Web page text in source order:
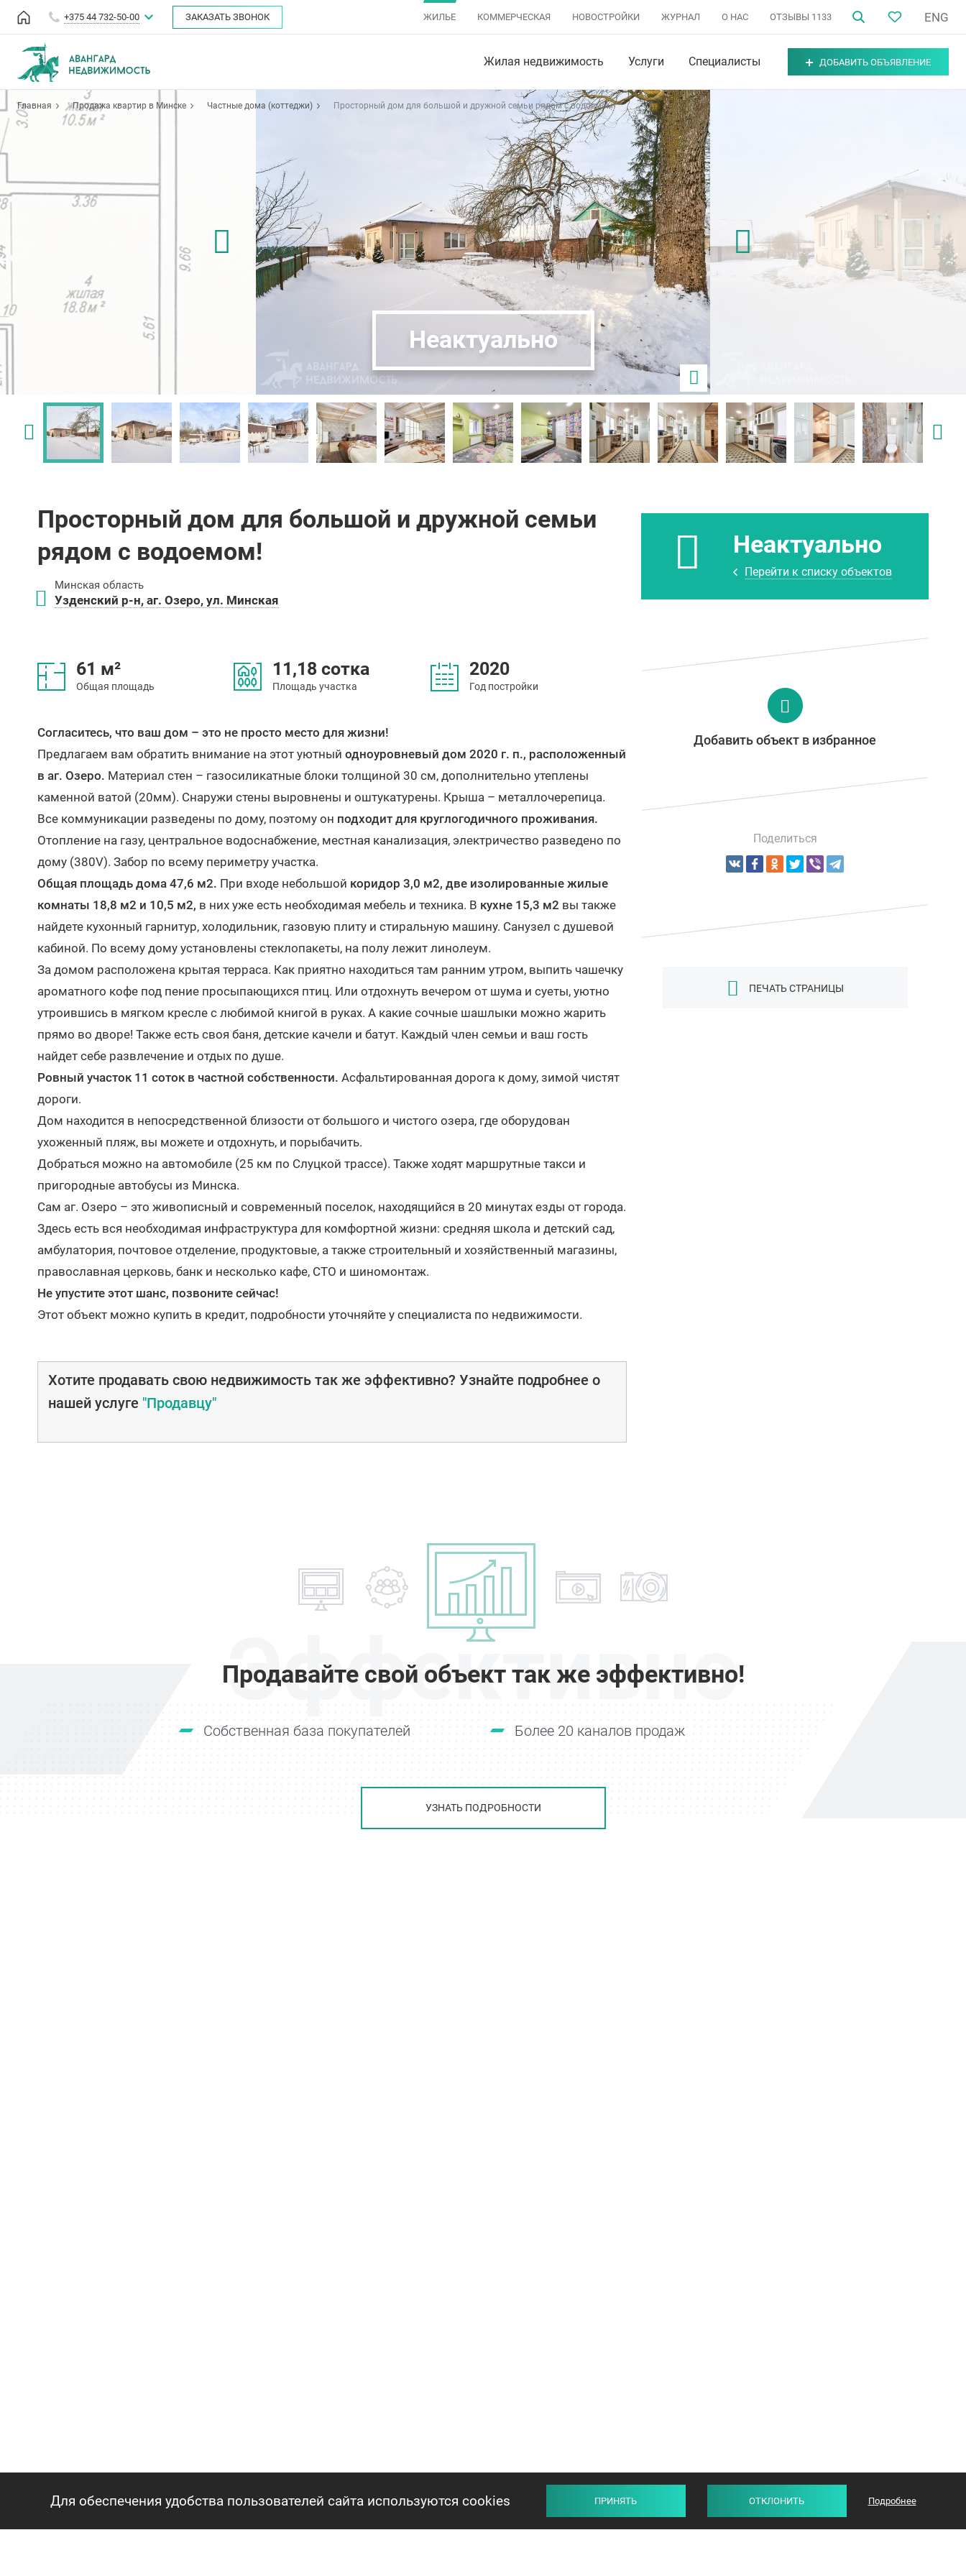
+375 44 732-50-00 ЗАКАЗАТЬ ЗВОНОК ЖИЛЬЕ КОММЕРЧЕСКАЯ НОВОСТРОЙКИ ЖУРНАЛ О НАС ОТЗЫВЫ 1133 ENG
Жилая недвижимость Услуги Специалисты ДОБАВИТЬ ОБЪЯВЛЕНИЕ
Главная Продажа квартир в Минске Частные дома (коттеджи) Просторный дом для большой и дружной семьи рядом с водоемом!
Неактуально
Просторный дом для большой и дружной семьи
рядом с водоемом!
Минская область
Узденский р-н, аг. Озеро, ул. Минская
61 м²
Общая площадь
11,18 сотка
Площадь участка
2020
Год постройки
Согласитесь, что ваш дом – это не просто место для жизни!
Предлагаем вам обратить внимание на этот уютный одноуровневый дом 2020 г. п., расположенный
в аг. Озеро. Материал стен – газосиликатные блоки толщиной 30 см, дополнительно утеплены
каменной ватой (20мм). Снаружи стены выровнены и оштукатурены. Крыша – металлочерепица.
Все коммуникации разведены по дому, поэтому он подходит для круглогодичного проживания.
Отопление на газу, центральное водоснабжение, местная канализация, электричество разведено по
дому (380V). Забор по всему периметру участка.
Общая площадь дома 47,6 м2. При входе небольшой коридор 3,0 м2, две изолированные жилые
комнаты 18,8 м2 и 10,5 м2, в них уже есть необходимая мебель и техника. В кухне 15,3 м2 вы также
найдете кухонный гарнитур, холодильник, газовую плиту и стиральную машину. Санузел с душевой
кабиной. По всему дому установлены стеклопакеты, на полу лежит линолеум.
За домом расположена крытая терраса. Как приятно находиться там ранним утром, выпить чашечку
ароматного кофе под пение просыпающихся птиц. Или отдохнуть вечером от шума и суеты, уютно
утроившись в мягком кресле с любимой книгой в руках. А какие сочные шашлыки можно жарить
прямо во дворе! Также есть своя баня, детские качели и батут. Каждый член семьи и ваш гость
найдет себе развлечение и отдых по душе.
Ровный участок 11 соток в частной собственности. Асфальтированная дорога к дому, зимой чистят
дороги.
Дом находится в непосредственной близости от большого и чистого озера, где оборудован
ухоженный пляж, вы можете и отдохнуть, и порыбачить.
Добраться можно на автомобиле (25 км по Слуцкой трассе). Также ходят маршрутные такси и
пригородные автобусы из Минска.
Сам аг. Озеро – это живописный и современный поселок, находящийся в 20 минутах езды от города.
Здесь есть вся необходимая инфраструктура для комфортной жизни: средняя школа и детский сад,
амбулатория, почтовое отделение, продуктовые, а также строительный и хозяйственный магазины,
православная церковь, банк и несколько кафе, СТО и шиномонтаж.
Не упустите этот шанс, позвоните сейчас!
Этот объект можно купить в кредит, подробности уточняйте у специалиста по недвижимости.
Хотите продавать свою недвижимость так же эффективно? Узнайте подробнее о
нашей услуге "Продавцу"
Неактуально
Перейти к списку объектов
Добавить объект в избранное
Поделиться
ПЕЧАТЬ СТРАНИЦЫ
Продавайте свой объект так же эффективно!
Эффективно
Собственная база покупателей Более 20 каналов продаж
УЗНАТЬ ПОДРОБНОСТИ
Для обеспечения удобства пользователей сайта используются cookies ПРИНЯТЬ ОТКЛОНИТЬ Подробнее